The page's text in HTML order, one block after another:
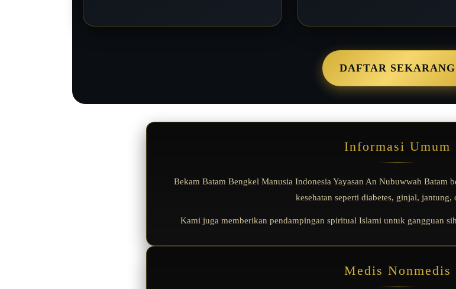
DAFTAR SEKARANG
Informasi Umum
Bekam Batam Bengkel Manusia Indonesia Yayasan An Nubuwwah Batam
kesehatan seperti diabetes, ginjal, jantung,
Kami juga memberikan pendampingan spiritual Islami untuk gangguan
Medis Nonmedis